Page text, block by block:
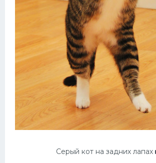
Серый кот на задних лапах